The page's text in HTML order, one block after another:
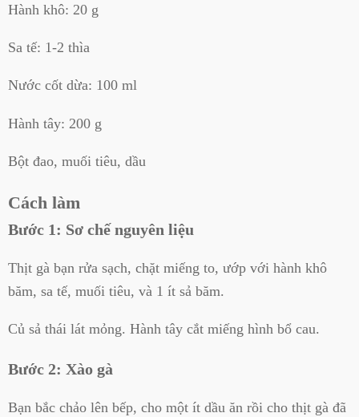
Hành khô: 20 g
Sa tế: 1-2 thìa
Nước cốt dừa: 100 ml
Hành tây: 200 g
Bột đao, muối tiêu, dầu
Cách làm
Bước 1: Sơ chế nguyên liệu
Thịt gà bạn rửa sạch, chặt miếng to, ướp với hành khô
băm, sa tế, muối tiêu, và 1 ít sả băm.
Củ sả thái lát mỏng. Hành tây cắt miếng hình bổ cau.
Bước 2: Xào gà
Bạn bắc chảo lên bếp, cho một ít dầu ăn rồi cho thịt gà đã